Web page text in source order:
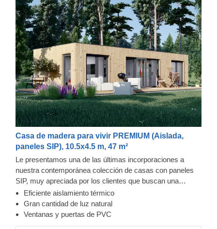
productiva.
Casa de madera para vivir PREMIUM (Aislada,
paneles SIP), 10.5x4.5 m, 47 m²
Le presentamos una de las últimas incorporaciones a
nuestra contemporánea colección de casas con paneles
SIP, muy apreciada por los clientes que buscan una
solución moderna y funcional para su jardín. Descubra una
encantadora y espaciosa casa de madera aislada de 41,5
m², que ofrece un sinfín de posibilidades para sus
Eficiente aislamiento térmico
Gran cantidad de luz natural
Ventanas y puertas de PVC